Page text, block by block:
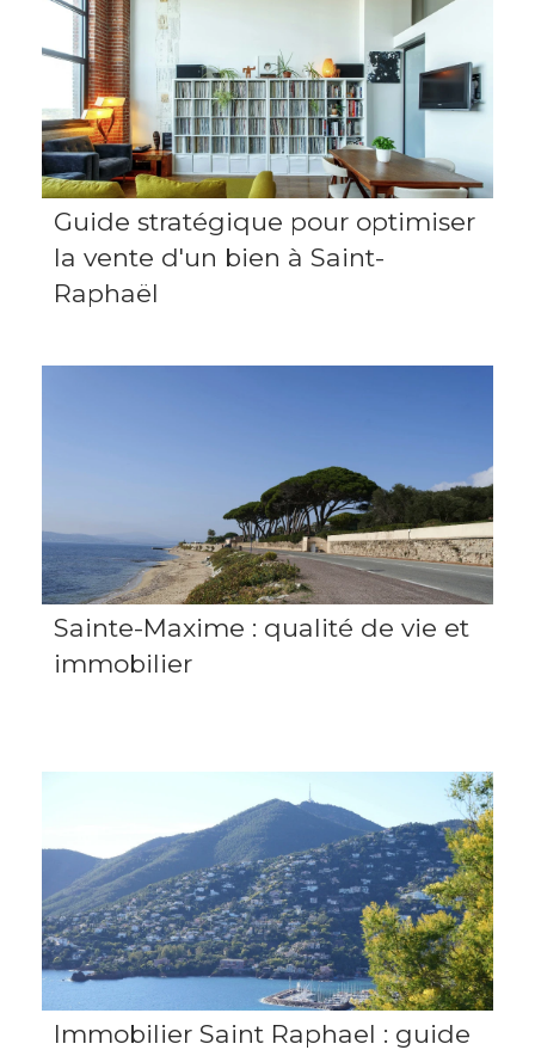
Guide stratégique pour optimiser
la vente d'un bien à Saint-
Raphaël
Sainte-Maxime : qualité de vie et
immobilier
Immobilier Saint Raphael : guide